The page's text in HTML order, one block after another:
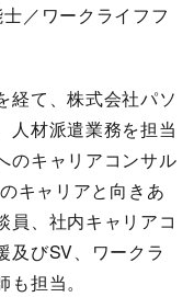
／ワークライフフ
経て、株式会社パソ
人材派遣業務を担当
のキャリアコンサル
キャリアと向きあ
員、社内キャリアコ
及びSV、ワークラ
担当。